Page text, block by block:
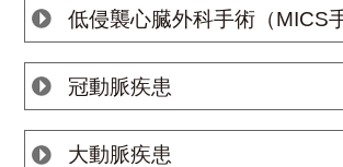
低侵襲心臓外科手術（MICS
冠動脈疾患
大動脈疾患